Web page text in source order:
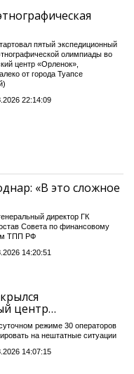
пятый экспедиционный
олимпиады во
центр «Орленок»,
от города Туапсе
22:14:09
«В это сложное
директор ГК
Совета по финансовому
ТПП РФ
14:20:51
центр…
режиме 30 операторов
на нештатные ситуации
14:07:15